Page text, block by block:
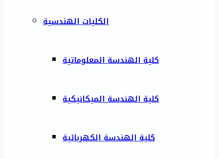
الكليات الهندسية
كلية الهندسة المعلوماتية
كلية الهندسة الميكانيكية
كلية الهندسة الكهربائية